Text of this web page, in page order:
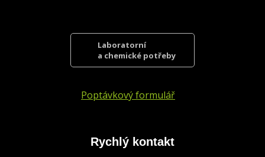
Laboratorní
a chemické potřeby
Poptávkový formulář
Rychlý kontakt